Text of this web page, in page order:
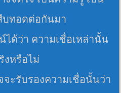
บทอดต่อกันมา
ได้ว่า ความเชื่อเหล่านั้น
งหรือไม่
ะรับรองความเชื่อนั้นว่า